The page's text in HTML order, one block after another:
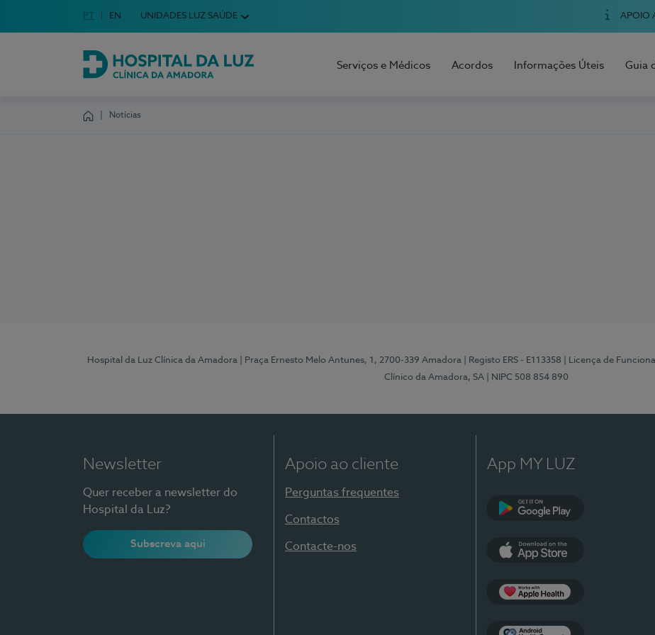
Escolha o seu idioma
Idioma em Português
PT English Language
EN UNIDADES LUZ SAÚDE APOIO
Hospital da Luz Clínica da Amadora
Serviços e Médicos Acordos Informações Úteis Guia
Notícias
Hospital da Luz Clínica da Amadora | Praça Ernesto Melo Antunes, 1, 2700-339 Amadora | Registo ERS - E113358 | Licença de
Clínico da Amadora, SA
| NIPC 508 854 890
Newsletter
Quer receber a newsletter do
Hospital da Luz?
Subscreva aqui
Apoio ao cliente
Perguntas frequentes
Contactos
Contacte-nos
App MY LUZ